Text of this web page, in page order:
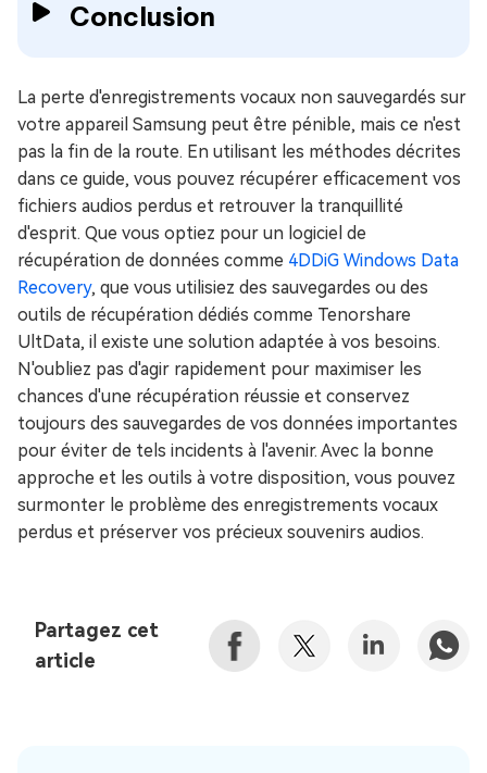
Conclusion
La perte d'enregistrements vocaux non sauvegardés sur
votre appareil Samsung peut être pénible, mais ce n'est
pas la fin de la route. En utilisant les méthodes décrites
dans ce guide, vous pouvez récupérer efficacement vos
fichiers audios perdus et retrouver la tranquillité
d'esprit. Que vous optiez pour un logiciel de
récupération de données comme 4DDiG Windows Data
Recovery, que vous utilisiez des sauvegardes ou des
outils de récupération dédiés comme Tenorshare
UltData, il existe une solution adaptée à vos besoins.
N'oubliez pas d'agir rapidement pour maximiser les
chances d'une récupération réussie et conservez
toujours des sauvegardes de vos données importantes
pour éviter de tels incidents à l'avenir. Avec la bonne
approche et les outils à votre disposition, vous pouvez
surmonter le problème des enregistrements vocaux
perdus et préserver vos précieux souvenirs audios.
Partagez cet
article